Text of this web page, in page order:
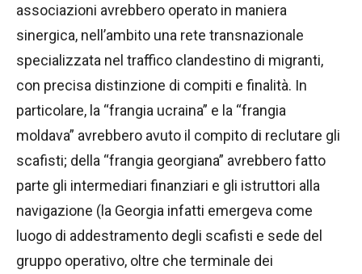
associazioni avrebbero operato in maniera
sinergica, nell’ambito una rete transnazionale
specializzata nel traffico clandestino di migranti,
con precisa distinzione di compiti e finalità. In
particolare, la “frangia ucraina” e la “frangia
moldava” avrebbero avuto il compito di reclutare gli
scafisti; della “frangia georgiana” avrebbero fatto
parte gli intermediari finanziari e gli istruttori alla
navigazione (la Georgia infatti emergeva come
luogo di addestramento degli scafisti e sede del
gruppo operativo, oltre che terminale dei